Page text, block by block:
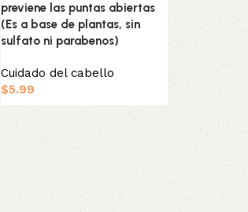
previene las puntas abiertas
(Es a base de plantas, sin
sulfato ni parabenos)
Cuidado del cabello
$5.99
Añadir al carrito